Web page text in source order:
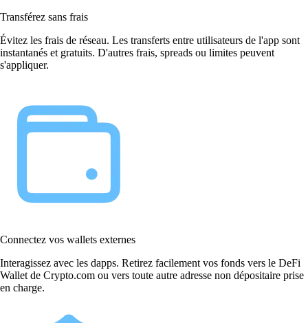
Transférez sans frais
Évitez les frais de réseau. Les transferts entre utilisateurs de l'app sont
instantanés et gratuits. D'autres frais, spreads ou limites peuvent
s'appliquer.
Connectez vos wallets externes
Interagissez avec les dapps. Retirez facilement vos fonds vers le DeFi
Wallet de Crypto.com ou vers toute autre adresse non dépositaire prise
en charge.